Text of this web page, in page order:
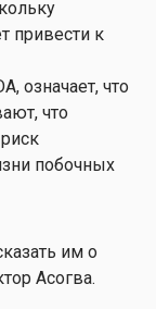
привести к
означает, что
что
побочных
им о
Асогва.